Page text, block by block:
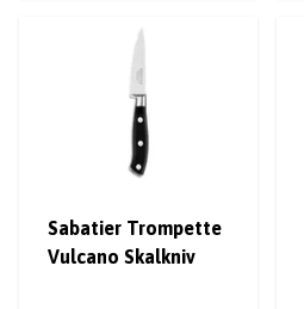
Sabatier Trompette
Vulcano Skalkniv